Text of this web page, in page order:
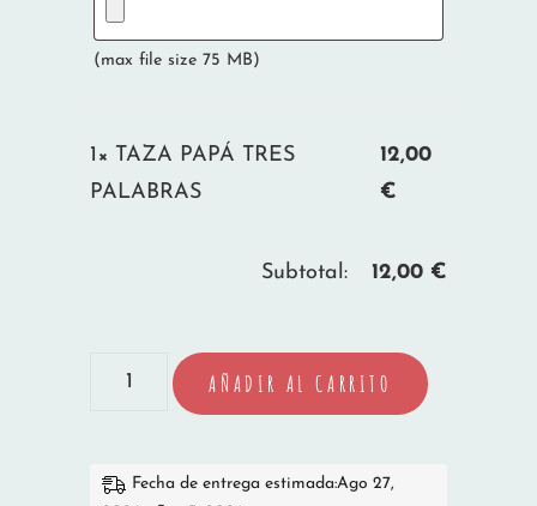
(max file size 75 MB)
1× TAZA PAPÁ TRES
PALABRAS
12,00
€
Subtotal: 12,00 €
TAZA
PALABRAS
AÑADIR AL CARRITO
Fecha de entrega estimada:Ago 27,